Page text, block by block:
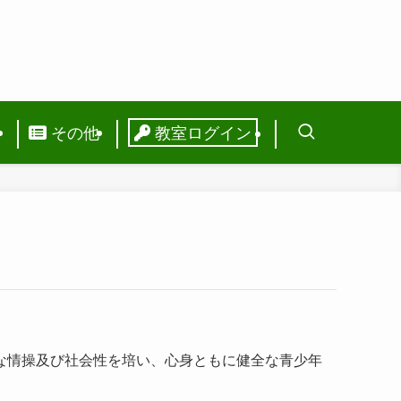
その他 教室ログイン
操及び社会性を培い、心身ともに健全な青少年